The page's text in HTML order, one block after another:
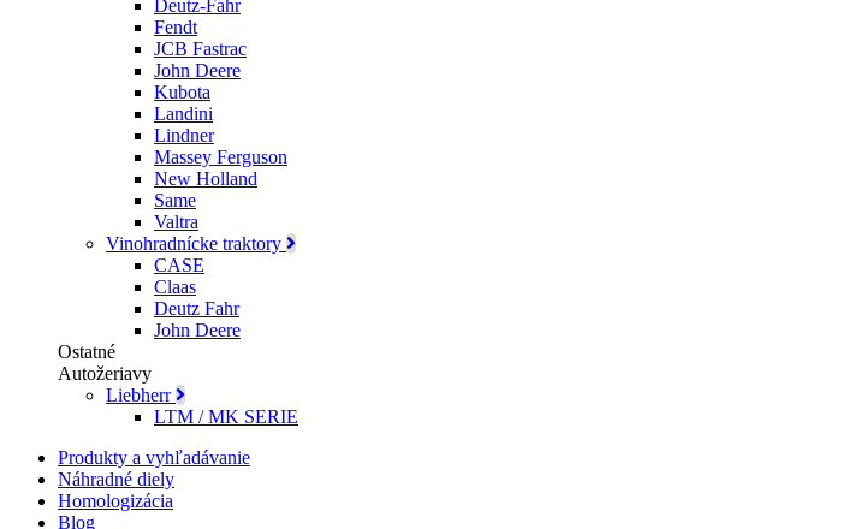
Deutz-Fahr
Fendt
JCB Fastrac
John Deere
Kubota
Landini
Lindner
Massey Ferguson
New Holland
Same
Valtra
Vinohradnícke traktory
CASE
Claas
Deutz Fahr
John Deere
Ostatné
Autožeriavy
Liebherr
LTM / MK SERIE
Produkty a vyhľadávanie
Náhradné diely
Homologizácia
Blog